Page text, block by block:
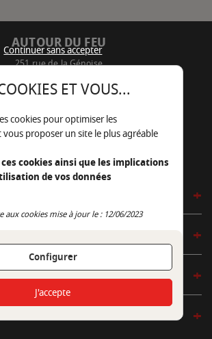
AUTOUR DU FEU
251 rue de la Génoise
05 45 22 98 09
Nous envoyer un e-mail
Continuer sans accepter
ET VOUS...
cookies pour optimiser les
proposer un site le plus agréable
cookies ainsi que les implications
de vos données
aux cookies mise à jour le : 12/06/2023
Configurer
Continuer sans accepter
J'accepte